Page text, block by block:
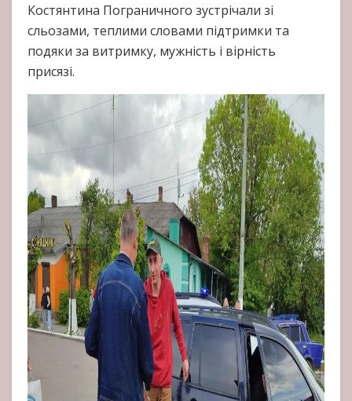
Костянтина Пограничного зустрічали зі
сльозами, теплими словами підтримки та
подяки за витримку, мужність і вірність
присязі.